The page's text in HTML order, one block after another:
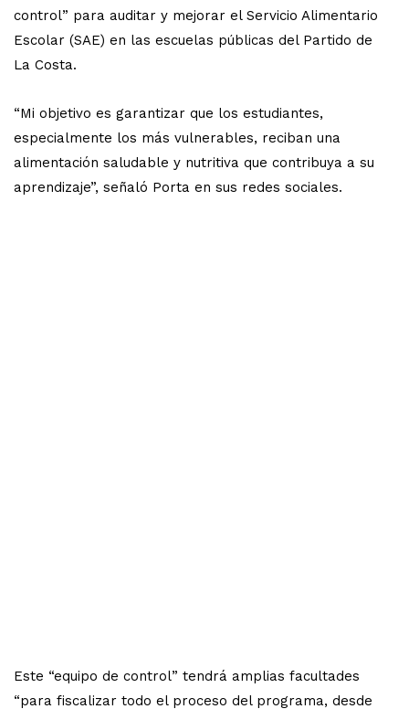
control” para auditar y mejorar el Servicio Alimentario
Escolar (SAE) en las escuelas públicas del Partido de
La Costa.
“Mi objetivo es garantizar que los estudiantes,
especialmente los más vulnerables, reciban una
alimentación saludable y nutritiva que contribuya a su
aprendizaje”, señaló Porta en sus redes sociales.
Este “equipo de control” tendrá amplias facultades
“para fiscalizar todo el proceso del programa, desde